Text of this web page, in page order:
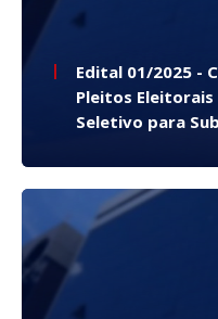
Edital 01/2025 -
Pleitos Eleitorais
Seletivo para